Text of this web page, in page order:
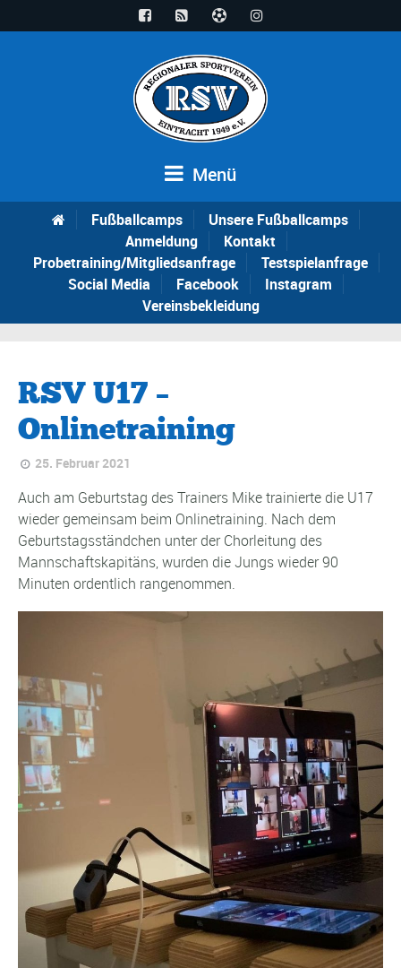
Menü
Fußballcamps
Unsere Fußballcamps
Anmeldung
Kontakt
Probetraining/Mitgliedsanfrage
Testspielanfrage
Social Media
Facebook
Instagram
Vereinsbekleidung
RSV U17 –
Onlinetraining
25. Februar 2021
Auch am Geburtstag des Trainers Mike trainierte die U17
wieder gemeinsam beim Onlinetraining. Nach dem
Geburtstagsständchen unter der Chorleitung des
Mannschaftskapitäns, wurden die Jungs wieder 90
Minuten ordentlich rangenommen.